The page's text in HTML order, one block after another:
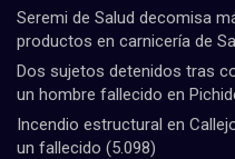
Seremi de Salud decomisa
productos en carnicería de
Dos sujetos detenidos tras
un hombre fallecido en
Incendio estructural en
un fallecido (5.098)